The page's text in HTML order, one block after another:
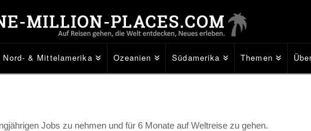
Nord- & Mittelamerika Ozeanien Südamerika Themen
Jobs zu nehmen und für 6 Monate auf Weltreise zu gehen.